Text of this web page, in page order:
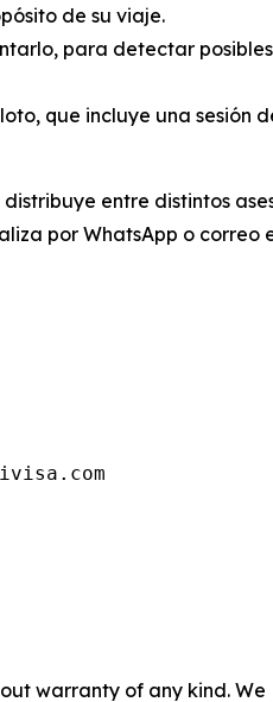
de su viaje.
para detectar posibles
que incluye una sesión
entre distintos
por WhatsApp o
warranty of any kind. We